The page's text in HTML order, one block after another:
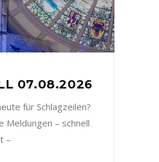
07.08.2026
für Schlagzeilen?
Meldungen – schnell
–